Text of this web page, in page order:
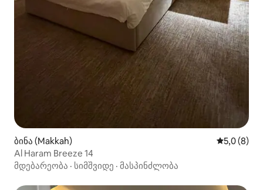
ბინა (Makkah) საშუალო
5,0 (8)
Al Haram Breeze 14
მდებარეობა · სიმშვიდე · მასპინძლობა